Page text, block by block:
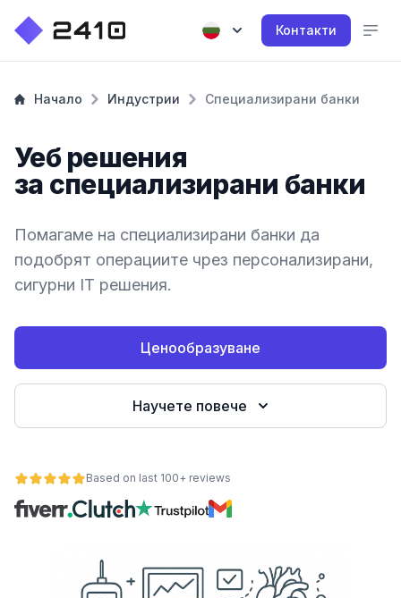
Контакти
Начало Индустрии Специализирани банки
Уеб решения
за специализирани банки
Помагаме на специализирани банки да
подобрят операциите чрез персонализирани,
сигурни IT решения.
Ценообразуване
Научете повече
Based on last 100+ reviews